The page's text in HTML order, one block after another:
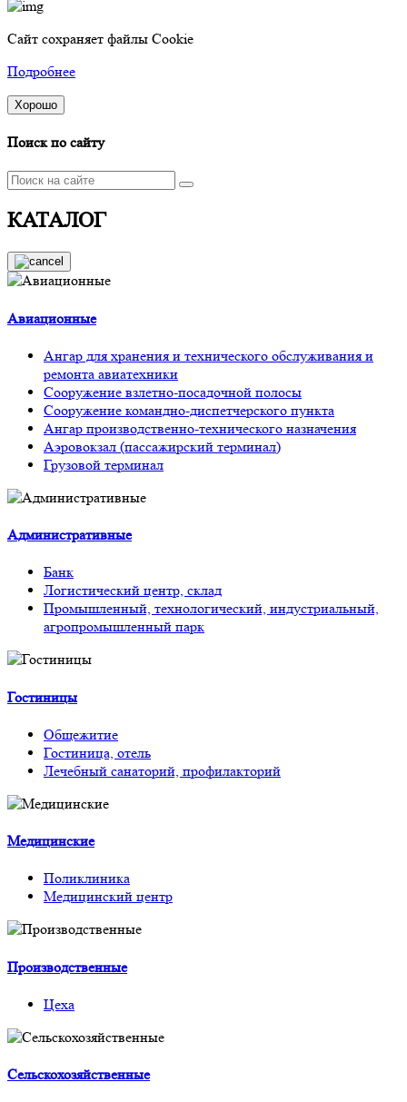
Сайт сохраняет файлы Cookie
Подробнее
Хорошо
Поиск по сайту
КАТАЛОГ
Авиационные
Ангар для хранения и технического обслуживания и
ремонта авиатехники
Сооружение взлетно-посадочной полосы
Сооружение командно-диспетчерского пункта
Ангар производственно-технического назначения
Аэровокзал (пассажирский терминал)
Грузовой терминал
Административные
Банк
Логистический центр, склад
Промышленный, технологический, индустриальный,
агропромышленный парк
Гостиницы
Общежитие
Гостиница, отель
Лечебный санаторий, профилакторий
Медицинские
Поликлиника
Медицинский центр
Производственные
Цеха
Сельскохозяйственные